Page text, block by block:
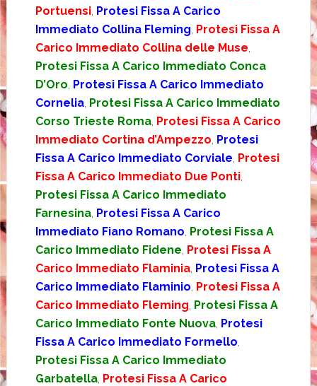
Portuensi, Protesi Fissa A Carico
Immediato Collina Fleming Protesi Fissa A
Carico Immediato Collina delle Muse
Protesi Fissa A Carico Immediato Conca
D’Oro Protesi Fissa A Carico Immediato
Cornelia, Protesi Fissa A Carico Immediato
Corso Trieste Roma, Protesi Fissa A Carico
Immediato Cortina d’Ampezzo Protesi
Fissa A Carico Immediato Corviale Protesi
Fissa A Carico Immediato Due Ponti,
Protesi Fissa A Carico Immediato
Farnesina, Protesi Fissa A Carico
Immediato Fiano Romano Protesi Fissa A
Carico Immediato Fidene Protesi Fissa A
Carico Immediato Flaminia, Protesi Fissa A
Carico Immediato Flaminio Protesi Fissa A
Carico Immediato Fleming Protesi Fissa A
Carico Immediato Fonte Nuova, Protesi
Fissa A Carico Immediato Formello
Protesi Fissa A Carico Immediato
Garbatella, Protesi Fissa A Carico